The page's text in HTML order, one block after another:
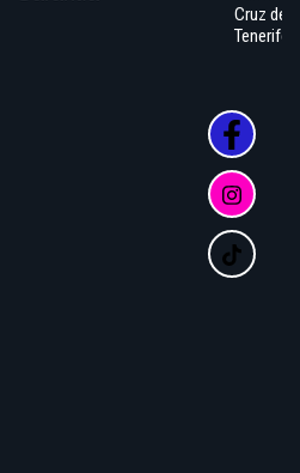
Cruz de
Tenerife